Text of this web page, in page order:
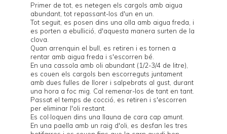
Primer de tot, es netegen els cargols amb aigua
abundant, tot repassant-los d'un en un.
Tot seguit, es posen dins una olla amb aigua freda, i
es porten a ebullició, d'aquesta manera surten de la
clova.
Quan arrenquin el bull, es retiren i es tornen a
rentar amb aigua freda i s'escorren bé.
En una cassola amb oli abundant (1/2-3/4 de litre),
es couen els cargols ben escorreguts juntament
amb dues fulles de llorer i salpebrats al gust, durant
una hora a foc mig. Cal remenar-los de tant en tant.
Passat el temps de cocció, es retiren i s'escorren
per eliminar l'oli restant.
Es col·loquen dins una llauna de cara cap amunt.
En una paella amb un raig d'oli, es desfan les tres